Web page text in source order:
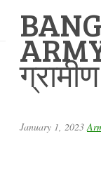
January 1, 2023